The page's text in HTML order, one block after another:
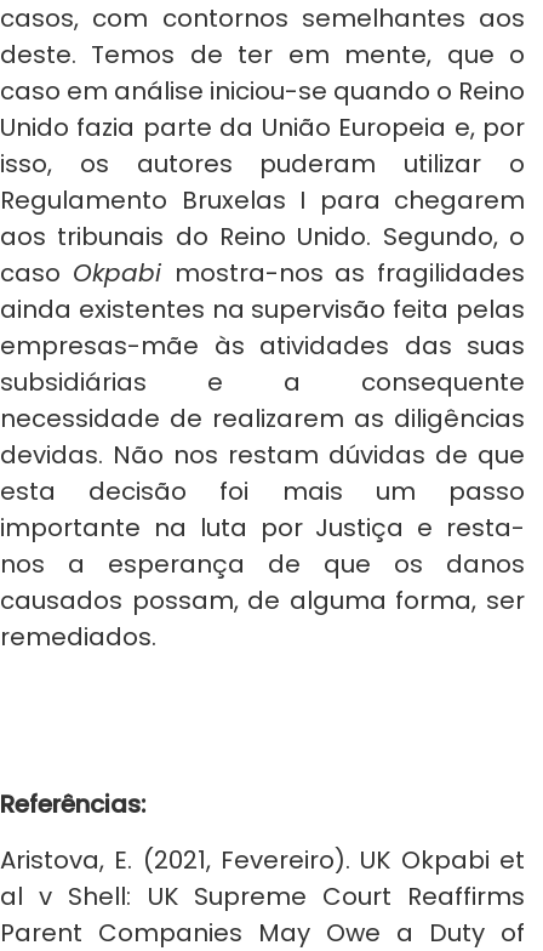
casos, com contornos semelhantes aos
deste. Temos de ter em mente, que o
caso em análise iniciou-se quando o Reino
Unido fazia parte da União Europeia e, por
isso, os autores puderam utilizar o
Regulamento Bruxelas I para chegarem
aos tribunais do Reino Unido. Segundo, o
caso Okpabi mostra-nos as fragilidades
ainda existentes na supervisão feita pelas
empresas-mãe às atividades das suas
subsidiárias e a consequente
necessidade de realizarem as diligências
devidas. Não nos restam dúvidas de que
esta decisão foi mais um passo
importante na luta por Justiça e resta-
nos a esperança de que os danos
causados possam, de alguma forma, ser
remediados.
Referências:
Aristova, E. (2021, Fevereiro). UK Okpabi et
al v Shell: UK Supreme Court Reaffirms
Parent Companies May Owe a Duty of